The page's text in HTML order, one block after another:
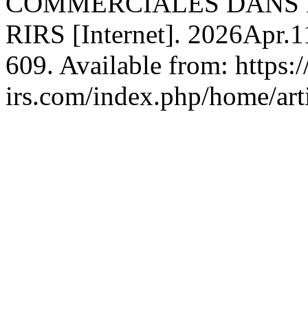
RIRS [Internet].
609. Available from:
irs.com/index.php/home/